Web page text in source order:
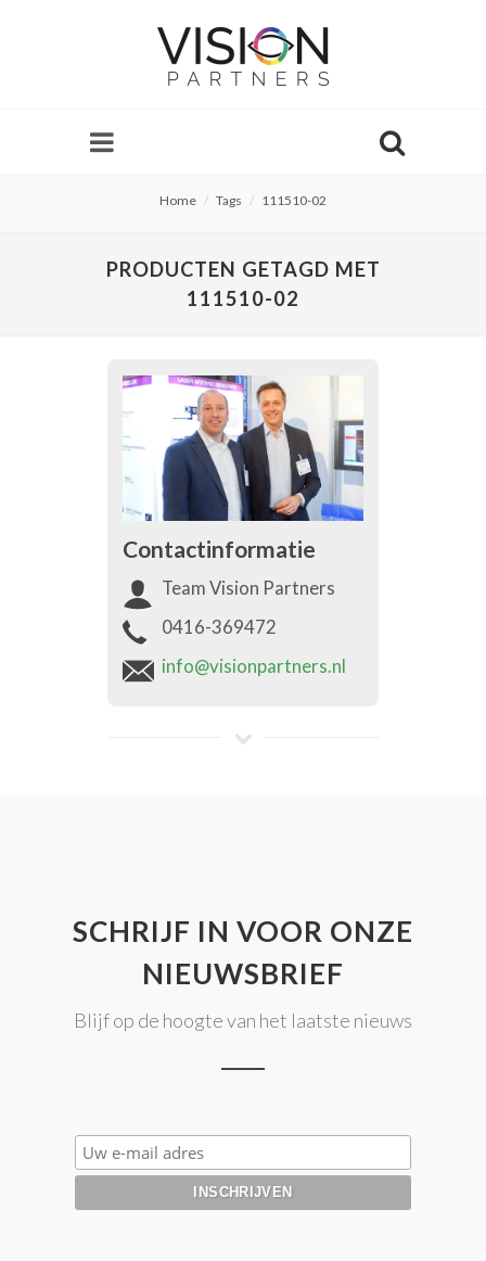
Home Tags 111510-02
PRODUCTEN GETAGD MET
111510-02
Contactinformatie
Team Vision Partners
0416-369472
info@visionpartners.nl
SCHRIJF IN VOOR ONZE
NIEUWSBRIEF
Blijf op de hoogte van het laatste nieuws